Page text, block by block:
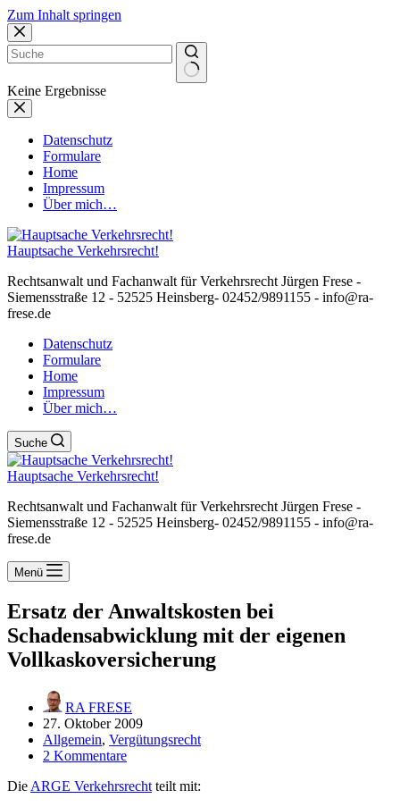
Zum Inhalt springen
Keine Ergebnisse
Datenschutz
Formulare
Home
Impressum
Über mich…
Hauptsache Verkehrsrecht!
Rechtsanwalt und Fachanwalt für Verkehrsrecht Jürgen Frese -
Siemensstraße 12 - 52525 Heinsberg- 02452/9891155 - info@ra-
frese.de
Datenschutz
Formulare
Home
Impressum
Über mich…
Suche
Hauptsache Verkehrsrecht!
Rechtsanwalt und Fachanwalt für Verkehrsrecht Jürgen Frese -
Siemensstraße 12 - 52525 Heinsberg- 02452/9891155 - info@ra-
frese.de
Menü
Ersatz der Anwaltskosten bei
Schadensabwicklung mit der eigenen
Vollkaskoversicherung
RA FRESE
27. Oktober 2009
Allgemein, Vergütungsrecht
2 Kommentare
Die ARGE Verkehrsrecht teilt mit: